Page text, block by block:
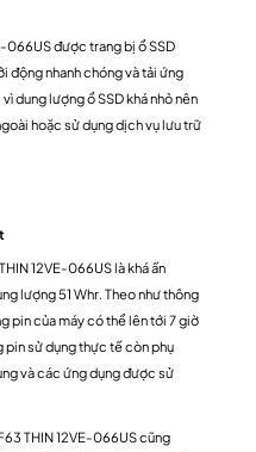
066US được trang bị ổ SSD
động nhanh chóng và tải ứng
dung lượng ổ SSD khá nhỏ nên
hoặc sử dụng dịch vụ lưu trữ
12VE-066US là khá ấn
lượng 51 Whr. Theo như thông
pin của máy có thể lên tới 7 giờ
pin sử dụng thực tế còn phụ
và các ứng dụng được sử
THIN 12VE-066US cũng